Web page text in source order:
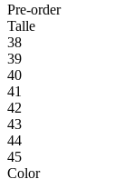
Pre-order
Talle
38
39
40
41
42
43
44
45
Color